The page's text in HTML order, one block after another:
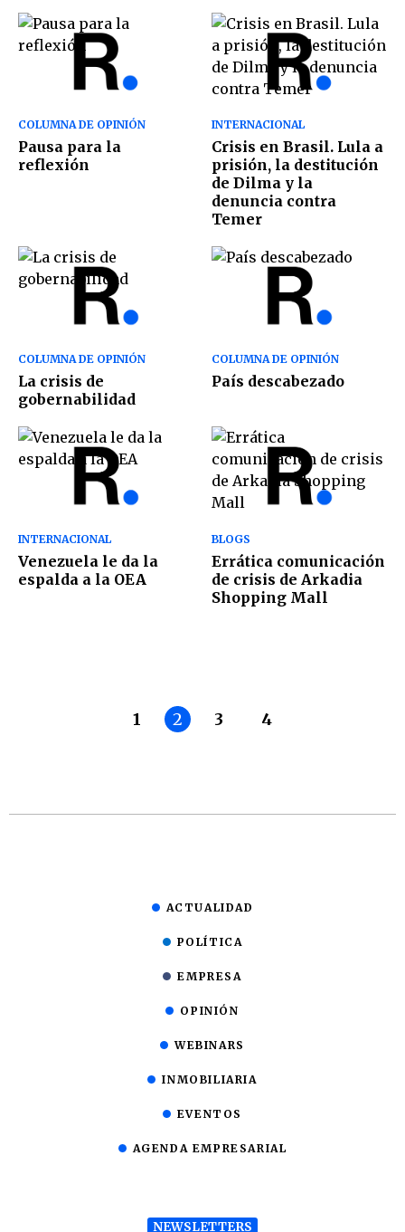
COLUMNA DE OPINIÓN
Pausa para la
reflexión
INTERNACIONAL
Crisis en Brasil. Lula a
prisión, la destitución
de Dilma y la
denuncia contra
Temer
COLUMNA DE OPINIÓN
La crisis de
gobernabilidad
COLUMNA DE OPINIÓN
País descabezado
INTERNACIONAL
Venezuela le da la
espalda a la OEA
BLOGS
Errática comunicación
de crisis de Arkadia
Shopping Mall
1 2 3 4
ACTUALIDAD
POLÍTICA
EMPRESA
OPINIÓN
WEBINARS
INMOBILIARIA
EVENTOS
AGENDA EMPRESARIAL
NEWSLETTERS